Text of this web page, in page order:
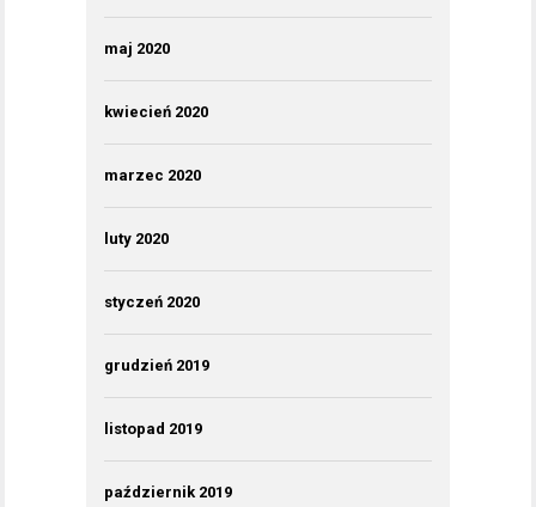
maj 2020
kwiecień 2020
marzec 2020
luty 2020
styczeń 2020
grudzień 2019
listopad 2019
październik 2019